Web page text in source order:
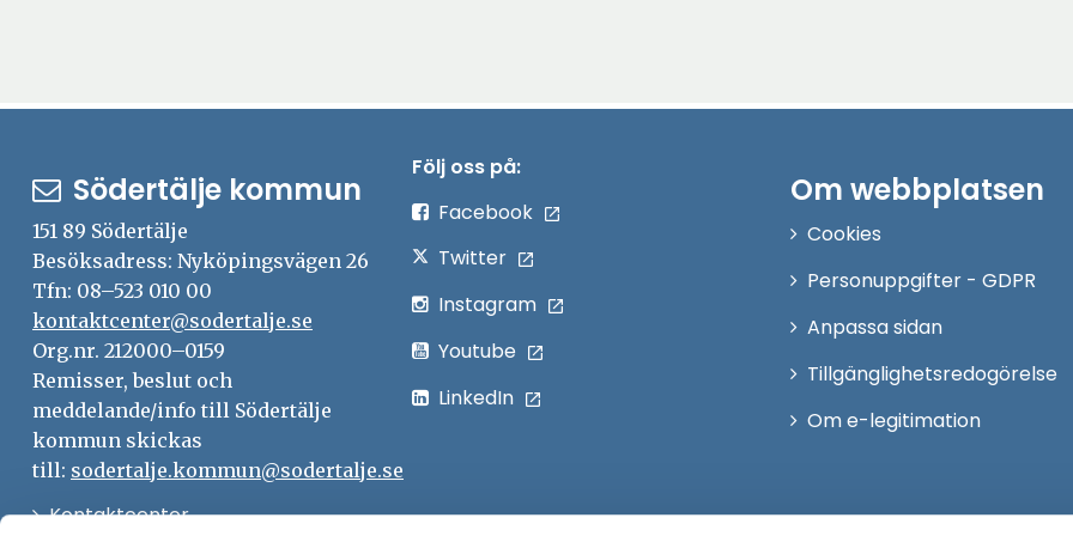
Södertälje kommun
151 89 Södertälje
Besöksadress: Nyköpingsvägen 26
Tfn: 08–523 010 00
kontaktcenter@sodertalje.se
Org.nr. 212000–0159
Remisser, beslut och
meddelande/info till Södertälje
kommun skickas
till: sodertalje.kommun@sodertalje.se
KontaktcenterÖppna
Följ oss på:
Facebook
Twitter
Instagram
Youtube
LinkedIn
Om webbplatsen
Cookies
Personuppgifter - GDPR
Anpassa sidan
Tillgänglighetsredogörelse
Om e-legitimation